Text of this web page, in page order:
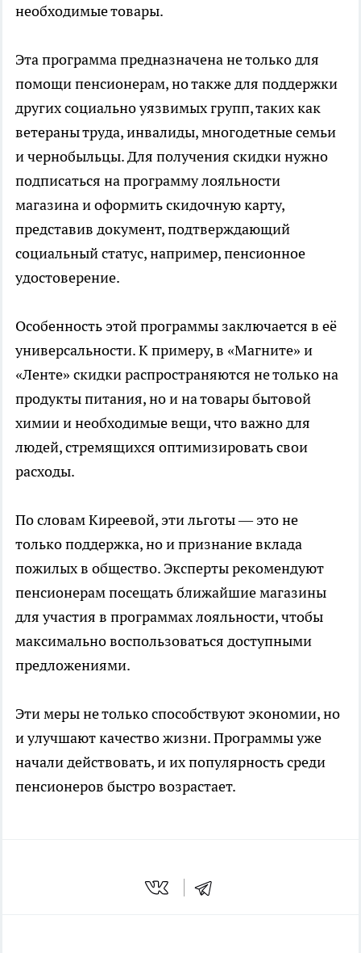
необходимые товары.
Эта программа предназначена не только для
помощи пенсионерам, но также для поддержки
других социально уязвимых групп, таких как
ветераны труда, инвалиды, многодетные семьи
и чернобыльцы. Для получения скидки нужно
подписаться на программу лояльности
магазина и оформить скидочную карту,
представив документ, подтверждающий
социальный статус, например, пенсионное
удостоверение.
Особенность этой программы заключается в её
универсальности. К примеру, в «Магните» и
«Ленте» скидки распространяются не только на
продукты питания, но и на товары бытовой
химии и необходимые вещи, что важно для
людей, стремящихся оптимизировать свои
расходы.
По словам Киреевой, эти льготы — это не
только поддержка, но и признание вклада
пожилых в общество. Эксперты рекомендуют
пенсионерам посещать ближайшие магазины
для участия в программах лояльности, чтобы
максимально воспользоваться доступными
предложениями.
Эти меры не только способствуют экономии, но
и улучшают качество жизни. Программы уже
начали действовать, и их популярность среди
пенсионеров быстро возрастает.